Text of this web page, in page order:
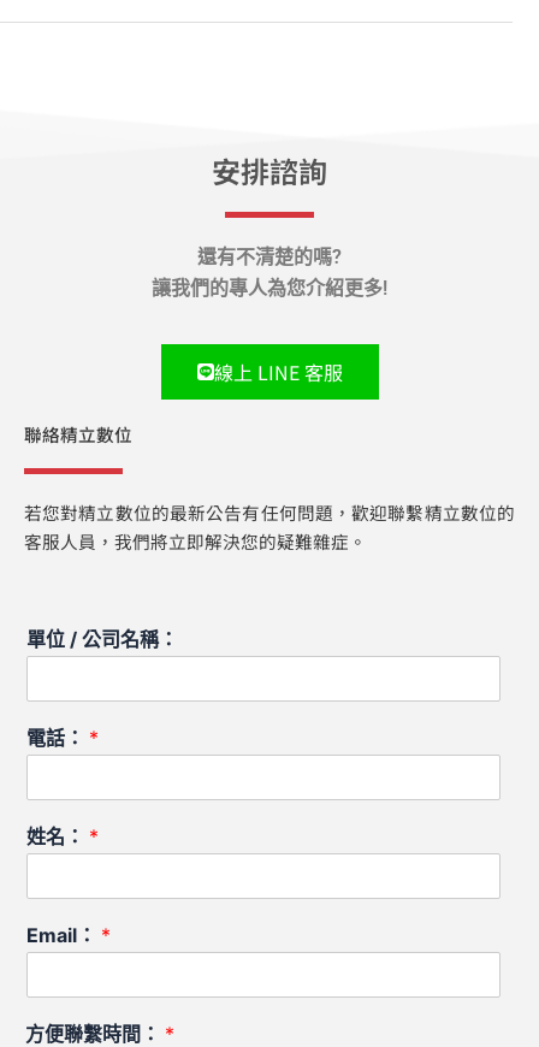
安排諮詢
還有不清楚的嗎?
讓我們的專人為您介紹更多!
線上 LINE 客服
聯絡精立數位
若您對精立數位的最新公告有任何問題，歡迎聯繫精立數位的
客服人員，我們將立即解決您的疑難雜症。
單位 / 公司名稱：
電話： *
姓名： *
Email： *
方便聯繫時間： *